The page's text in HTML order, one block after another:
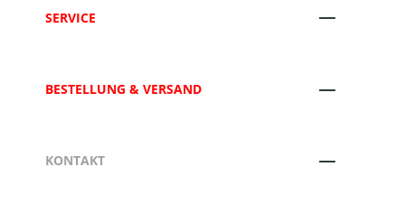
SERVICE
BESTELLUNG & VERSAND
KONTAKT